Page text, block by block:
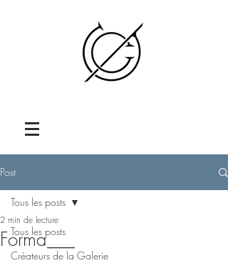
Post
Tous les posts
Créateurs de la Galerie
Tous les posts
Forma___
2 min de lecture